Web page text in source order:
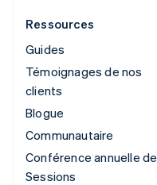
Ressources
Guides
Témoignages de nos
clients
Blogue
Communautaire
Conférence annuelle de
Sessions